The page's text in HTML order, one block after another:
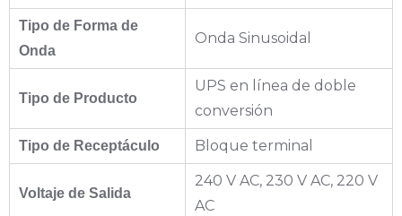
Tipo de Forma de
Onda
Onda Sinusoidal
Tipo de Producto
UPS en línea de doble
conversión
Tipo de Receptáculo Bloque terminal
Voltaje de Salida
240 V AC, 230 V AC, 220 V
AC